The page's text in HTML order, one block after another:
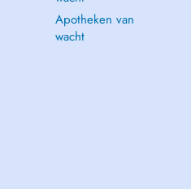
Apotheken van
wacht